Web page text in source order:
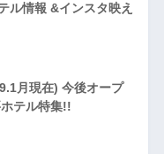
ル情報 &インスタ映え
月現在) 今後オープ
テル特集!!